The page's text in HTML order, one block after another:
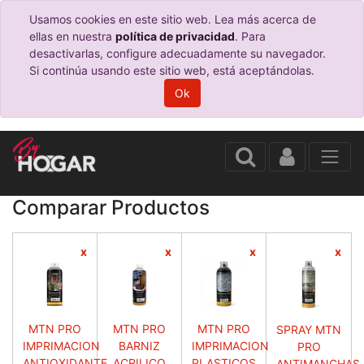
Usamos cookies en este sitio web. Lea más acerca de
ellas en nuestra política de privacidad. Para
desactivarlas, configure adecuadamente su navegador.
Si continúa usando este sitio web, está aceptándolas.
Ok
Comparar Productos
x
MTN PRO
IMPRIMACION
x
MTN PRO
BARNIZ
x
MTN PRO
IMPRIMACION
x
SPRAY MTN
PRO